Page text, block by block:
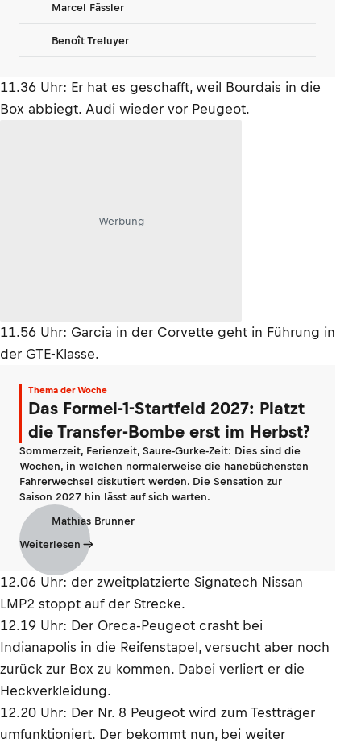
Marcel Fässler
Benoît Treluyer
11.36 Uhr: Er hat es geschafft, weil Bourdais in die
Box abbiegt. Audi wieder vor Peugeot.
Werbung
11.56 Uhr: Garcia in der Corvette geht in Führung in
der GTE-Klasse.
Thema der Woche
Das Formel-1-Startfeld 2027: Platzt
die Transfer-Bombe erst im Herbst?
Sommerzeit, Ferienzeit, Saure-Gurke-Zeit: Dies sind die
Wochen, in welchen normalerweise die hanebüchensten
Fahrerwechsel diskutiert werden. Die Sensation zur
Saison 2027 hin lässt auf sich warten.
Mathias Brunner
Weiterlesen
12.06 Uhr: der zweitplatzierte Signatech Nissan
LMP2 stoppt auf der Strecke.
12.19 Uhr: Der Oreca-Peugeot crasht bei
Indianapolis in die Reifenstapel, versucht aber noch
zurück zur Box zu kommen. Dabei verliert er die
Heckverkleidung.
12.20 Uhr: Der Nr. 8 Peugeot wird zum Testträger
umfunktioniert. Der bekommt nun, bei weiter